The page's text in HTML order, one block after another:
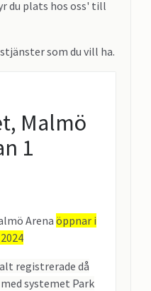
du plats hos oss' till
som du vill ha.
Malmö
1
Arenaöppnar i
registrerade då
systemet Park